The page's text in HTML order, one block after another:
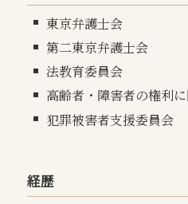
東京弁護士会
第二東京弁護士会
法教育委員会
高齢者・障害者の権利
犯罪被害者支援委員会
経歴